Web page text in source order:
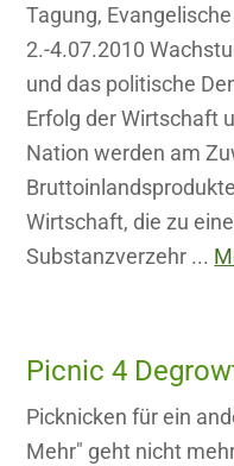
Tagung,
2.-4.07.2010
und das politische
Erfolg der Wirtschaft
Nation werden am
Wirtschaft, die zu
Substanzverzehr ...
Picnic 4
Picknicken für ein
Mehr" geht nicht